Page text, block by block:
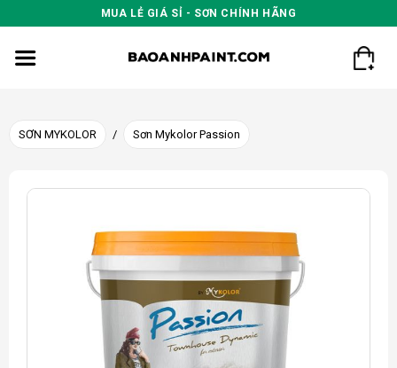
to
content
MUA LẺ GIÁ SỈ - SƠN CHÍNH HÃNG
SƠN MYKOLOR / Sơn Mykolor Passion